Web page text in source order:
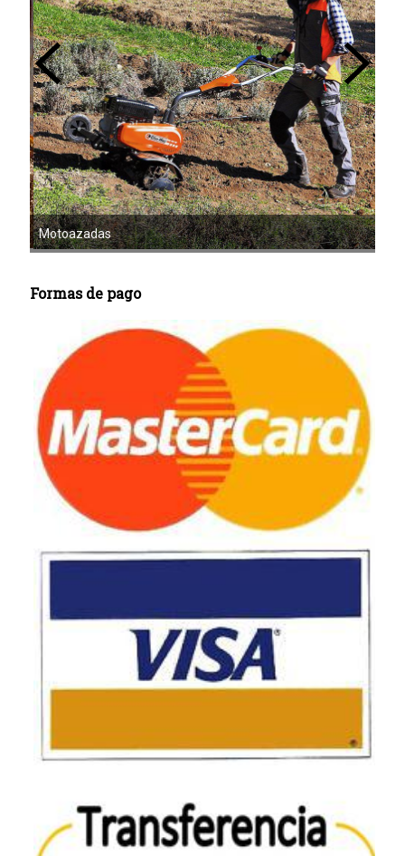
Motoazadas
Formas de pago